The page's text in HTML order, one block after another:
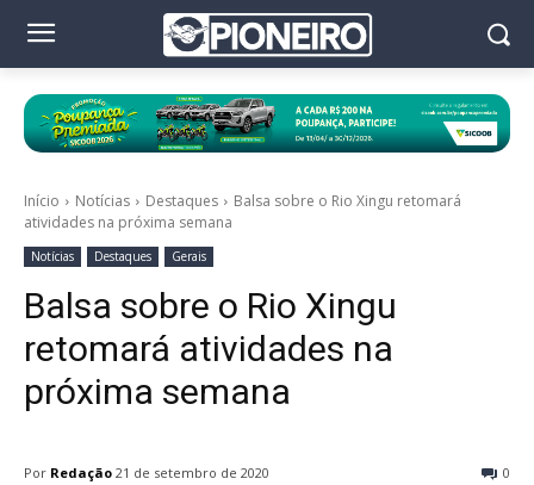
Início Notícias Destaques
Balsa sobre o Rio Xingu retomará
atividades na próxima semana
Notícias Destaques Gerais
Balsa sobre o Rio Xingu
retomará atividades na
próxima semana
Por Redação 0
21 de setembro de 2020